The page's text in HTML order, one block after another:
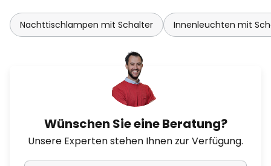
Nachttischlampen mit Schalter Innenleuchten mit
Wünschen Sie eine Beratung?
Unsere Experten stehen Ihnen zur Verfügung.